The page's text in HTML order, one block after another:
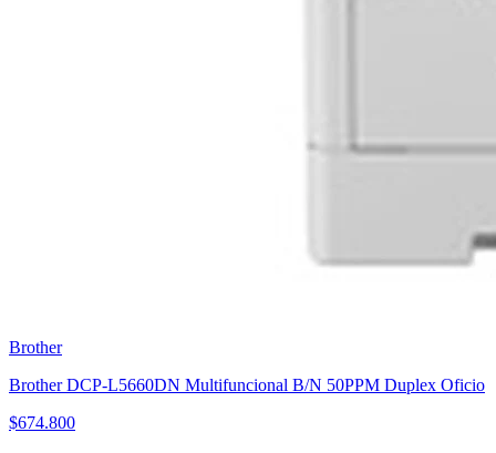
Brother
Brother DCP-L5660DN Multifuncional B/N 50PPM Duplex Oficio
$674.800